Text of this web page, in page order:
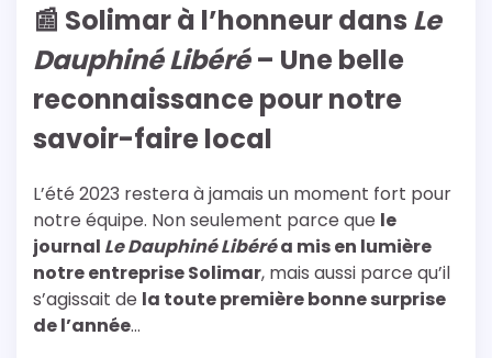
📰 Solimar à l’honneur dans Le
Dauphiné Libéré– Une belle
reconnaissance pour notre
savoir-faire local
L’été 2023 restera à jamais un moment fort pour
notre équipe. Non seulement parce que le
journal Le Dauphiné Libéréa mis en lumière
notre entreprise Solimar, mais aussi parce qu’il
s’agissait de la toute première bonne surprise
de l’année…